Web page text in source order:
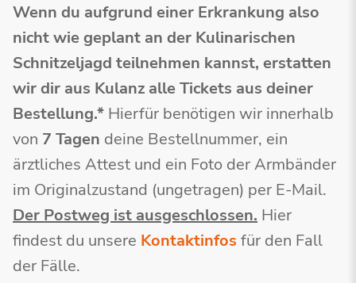
Wenn du aufgrund einer Erkrankung also
nicht wie geplant an der Kulinarischen
Schnitzeljagd teilnehmen kannst, erstatten
wir dir aus Kulanz alle Tickets aus deiner
Bestellung.* Hierfür benötigen wir innerhalb
von 7 Tagen deine Bestellnummer, ein
ärztliches Attest und ein Foto der Armbänder
im Originalzustand (ungetragen) per E-Mail.
Der Postweg ist ausgeschlossen. Hier
findest du unsere Kontaktinfos für den Fall
der Fälle.